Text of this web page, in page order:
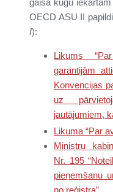
gaisa kuģu
OECD ASU II
I):
Likums
garantijām
Konvencijas
uz
jautājumiem,
Likuma “Par
Ministru
Nr. 195
pieņemšanu